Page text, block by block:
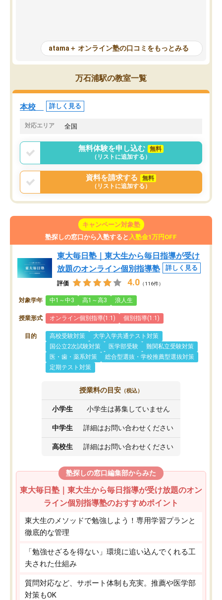
が、自分で自分の管理ができない人に
とっては難しい部分もあるのではない
かと思った。
元数が可視化されるので
しながら意欲的に取り組
常に効果を実感している
すめできる塾です。
atama＋ オンライン塾の口コミをもっとみる
万石浦駅の教室一覧
本校 詳しく見る
対応エリア 全国
無料体験を申し込む
無料
（リストに追加する）
資料を請求する
無料
（リストに追加する）
キャンペーン対象塾
塾探しの窓口から入塾すると 入塾金1万円OFF
東大毎日塾｜東大生から毎日指導が受け
放題のオンライン個別指導塾
詳しく見る
評価 4.0 （116件）
対象学年 中1～中3 高1～高3 浪人生
授業形式 オンライン個別指導(1:1) 個別指導(1:1)
目的 高校受験対策
大学入学共通テスト対策
国公立2次試験対策
医学部受験
難関私立受験対策
医・歯・薬系対策
総合型選抜・学校推薦型選抜対策
定期テスト対策
授業料の目安 （税込）
小学生 小学生は募集していません
中学生 詳細はお問い合わせください
高校生 詳細はお問い合わせください
塾探しの窓口編集部からみた
東大毎日塾｜東大生から毎日指導が受け放題のオン
ライン個別指導塾のおすすめポイント
東大生のメソッドで勉強しよう！専用学習プランと
徹底的な管理
「勉強せざるを得ない」環境に追い込んでくれる工
夫された仕組み
質問対応など、サポート体制も充実。推薦や医学部
対策もOK